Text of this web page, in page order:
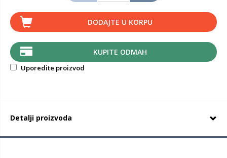
DODAJTE U KORPU
KUPITE ODMAH
Uporedite proizvod
Detalji proizvoda